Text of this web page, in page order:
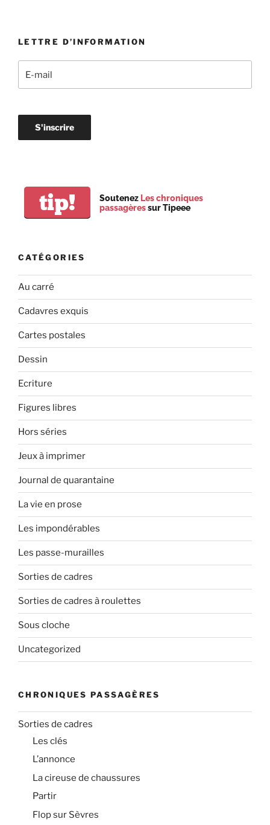
LETTRE D’INFORMATION
tip! Soutenez Les chroniques
passagèressur Tipeee
CATÉGORIES
Au carré
Cadavres exquis
Cartes postales
Dessin
Ecriture
Figures libres
Hors séries
Jeux à imprimer
Journal de quarantaine
La vie en prose
Les impondérables
Les passe-murailles
Sorties de cadres
Sorties de cadres à roulettes
Sous cloche
Uncategorized
CHRONIQUES PASSAGÈRES
Sorties de cadres
Les clés
L’annonce
La cireuse de chaussures
Partir
Flop sur Sèvres